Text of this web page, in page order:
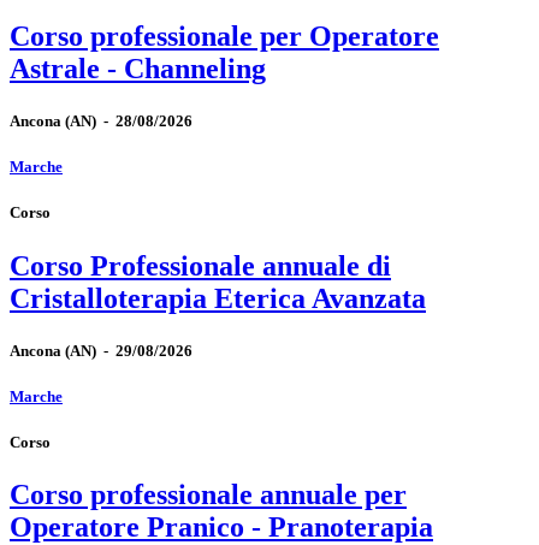
Corso professionale per Operatore
Astrale - Channeling
Ancona (AN) - 28/08/2026
Marche
Corso
Corso Professionale annuale di
Cristalloterapia Eterica Avanzata
Ancona (AN) - 29/08/2026
Marche
Corso
Corso professionale annuale per
Operatore Pranico - Pranoterapia